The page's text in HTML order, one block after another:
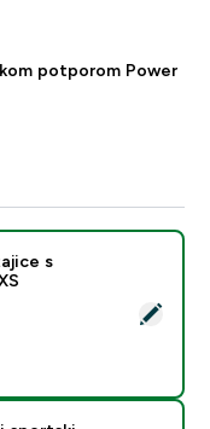
potporom Power
MP Active tajice s
s